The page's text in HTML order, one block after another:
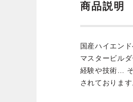
商品説明
国産ハイエン
マスタービル
経験や技術…
されております